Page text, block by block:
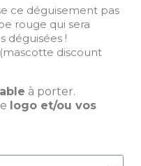
ce déguisement pas
rouge qui sera
déguisées !
discount
à porter.
logo et/ou vos